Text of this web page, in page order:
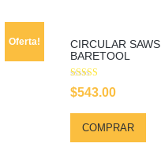
Oferta!
CIRCULAR SAWS
BARETOOL
Avaliação
5.00
$543.00
COMPRAR